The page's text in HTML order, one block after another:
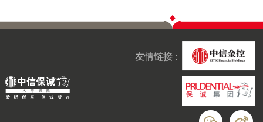
友情链接 :